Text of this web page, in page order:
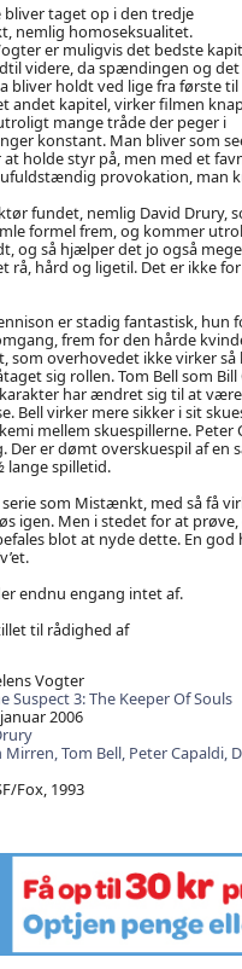
taget op i den tredje
nemlig homoseksualitet.
er muligvis det bedste
videre, da spændingen og det
bliver holdt ved lige fra første til
andet kapitel, virker filmen
mange tråde der peger i
konstant. Man bliver som
holde styr på, men med et
provokation, man
fundet, nemlig David Drury,
formel frem, og kommer
og så hjælper det jo også
rå, hård og ligetil. Det er ikke
er stadig fantastisk,
frem for den hårde
som overhovedet ikke virker
sig rollen. Tom Bell som
har ændret sig til at
Bell virker mere sikker i sit
mellem skuespillerne.
Der er dømt overskuespil af
lange spilletid.
som Mistænkt, med så få
igen. Men i stedet for at
blot at nyde dette. En
endnu engang intet af.
til rådighed af
Vogter
Suspect 3: The Keeper Of Souls
2006
Mirren,Tom Bell, Peter Capaldi,
Fox, 1993